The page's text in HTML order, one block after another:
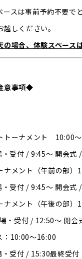
ースは事前予約不要で
しください。
の場合、体験スペース
意事項◆
トーナメント 10:00〜
受付 / 9:45〜 開会式
ナメント（午前の部）
受付 / 9:45〜 開会式
ナメント（午後の部）
・受付 / 12:50〜 開会
：10:00〜16:00
受付 / 15:30最終受付